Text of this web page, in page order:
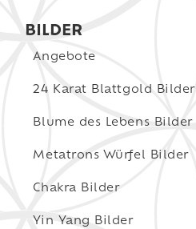
BILDER
Angebote
24 Karat Blattgold Bilder
Blume des Lebens Bilder
Metatrons Würfel Bilder
Chakra Bilder
Yin Yang Bilder